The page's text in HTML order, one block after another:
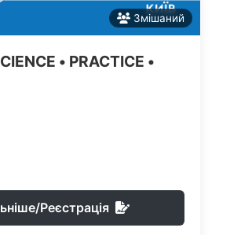
Змішаний
• PRACTICE •
Реєстрація